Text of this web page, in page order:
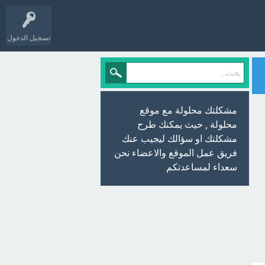
تسجيل الدخول
مشكلتك محلولة مع موقع
محلولة , حيث يمكنك طرح
مشكلتك او سؤالك ليجيب عنك
فريق عمل الموقع والاعضاء نحن
سعداء لمساعدتكم